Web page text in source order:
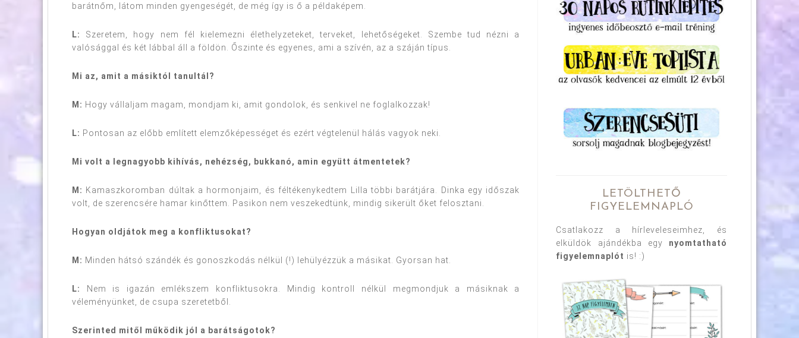
barátnőm, látom minden gyengeségét, de még így is ő a példaképem.
L:
Szeretem, hogy nem fél kielemezni élethelyzeteket, terveket, lehetőségeket. Szembe tud nézni a
valósággal és két lábbal áll a földön. Őszinte és egyenes, ami a szívén, az a száján típus.
Mi az, amit a másiktól tanultál?
M: Hogy vállaljam magam, mondjam ki, amit gondolok, és senkivel ne foglalkozzak!
L: Pontosan az előbb említett elemzőképességet és ezért végtelenül hálás vagyok neki.
Mi volt a legnagyobb kihívás, nehézség, bukkanó, amin együtt átmentetek?
M: Kamaszkoromban dúltak a hormonjaim, és féltékenykedtem Lilla többi barátjára. Dinka egy időszak
volt, de szerencsére hamar kinőttem. Pasikon nem veszekedtünk, mindig sikerült őket felosztani.
Hogyan oldjátok meg a konfliktusokat?
M: Minden hátsó szándék és gonoszkodás nélkül (!) lehülyézzük a másikat. Gyorsan hat.
L:
Nem is igazán emlékszem konfliktusokra. Mindig kontroll nélkül megmondjuk a másiknak a
véleményünket, de csupa szeretetből.
Szerinted mitől működik jól a barátságotok?
LETÖLTHETŐ
FIGYELEMNAPLÓ
Csatlakozz a hírleveleseimhez, és
elküldök ajándékba egy nyomtatható
figyelemnaplót is! :)